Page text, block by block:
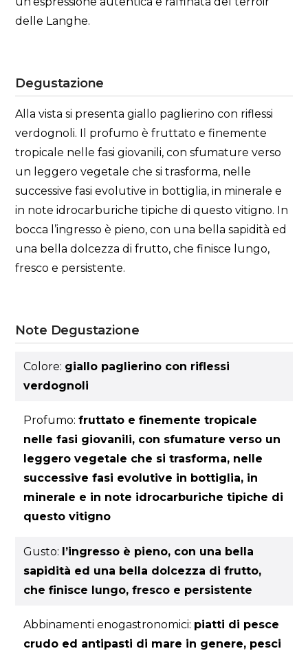
delle Langhe.
Degustazione
Alla vista si presenta giallo paglierino con riflessi
verdognoli. Il profumo è fruttato e finemente
tropicale nelle fasi giovanili, con sfumature verso
un leggero vegetale che si trasforma, nelle
successive fasi evolutive in bottiglia, in minerale e
in note idrocarburiche tipiche di questo vitigno. In
bocca l’ingresso è pieno, con una bella sapidità ed
una bella dolcezza di frutto, che finisce lungo,
fresco e persistente.
Note Degustazione
Colore: giallo paglierino con riflessi
verdognoli
Profumo:fruttato e finemente tropicale
nelle fasi giovanili, con sfumature verso un
leggero vegetale che si trasforma, nelle
successive fasi evolutive in bottiglia, in
minerale e in note idrocarburiche tipiche di
questo vitigno
Gusto: l’ingresso è pieno, con una bella
sapidità ed una bella dolcezza di frutto,
che finisce lungo, fresco e persistente
Abbinamenti enogastronomici: piatti di pesce
crudo ed antipasti di mare in genere, pesci